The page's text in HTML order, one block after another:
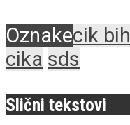
Oznakecik bih
cika sds
Slični tekstovi